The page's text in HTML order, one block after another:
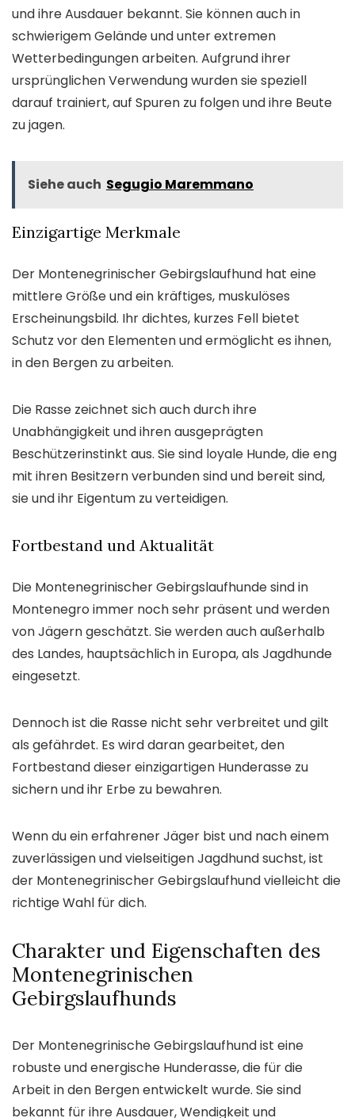
und ihre Ausdauer bekannt. Sie können auch in
schwierigem Gelände und unter extremen
Wetterbedingungen arbeiten. Aufgrund ihrer
ursprünglichen Verwendung wurden sie speziell
darauf trainiert, auf Spuren zu folgen und ihre Beute
zu jagen.
Siehe auch Segugio Maremmano
Einzigartige Merkmale
Der Montenegrinischer Gebirgslaufhund hat eine
mittlere Größe und ein kräftiges, muskulöses
Erscheinungsbild. Ihr dichtes, kurzes Fell bietet
Schutz vor den Elementen und ermöglicht es ihnen,
in den Bergen zu arbeiten.
Die Rasse zeichnet sich auch durch ihre
Unabhängigkeit und ihren ausgeprägten
Beschützerinstinkt aus. Sie sind loyale Hunde, die eng
mit ihren Besitzern verbunden sind und bereit sind,
sie und ihr Eigentum zu verteidigen.
Fortbestand und Aktualität
Die Montenegrinischer Gebirgslaufhunde sind in
Montenegro immer noch sehr präsent und werden
von Jägern geschätzt. Sie werden auch außerhalb
des Landes, hauptsächlich in Europa, als Jagdhunde
eingesetzt.
Dennoch ist die Rasse nicht sehr verbreitet und gilt
als gefährdet. Es wird daran gearbeitet, den
Fortbestand dieser einzigartigen Hunderasse zu
sichern und ihr Erbe zu bewahren.
Wenn du ein erfahrener Jäger bist und nach einem
zuverlässigen und vielseitigen Jagdhund suchst, ist
der Montenegrinischer Gebirgslaufhund vielleicht die
richtige Wahl für dich.
Charakter und Eigenschaften des
Montenegrinischen
Gebirgslaufhunds
Der Montenegrinische Gebirgslaufhund ist eine
robuste und energische Hunderasse, die für die
Arbeit in den Bergen entwickelt wurde. Sie sind
bekannt für ihre Ausdauer, Wendigkeit und